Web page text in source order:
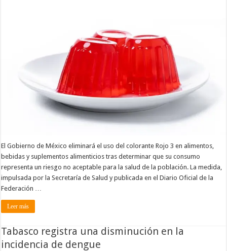
El Gobierno de México eliminará el uso del colorante Rojo 3 en alimentos,
bebidas y suplementos alimenticios tras determinar que su consumo
representa un riesgo no aceptable para la salud de la población. La medida,
impulsada por la Secretaría de Salud y publicada en el Diario Oficial de la
Federación …
Leer más
Tabasco registra una disminución en la
incidencia de dengue